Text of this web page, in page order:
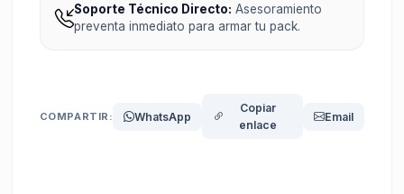
Soporte Técnico Directo: Asesoramiento
preventa inmediato para armar tu pack.
COMPARTIR: WhatsApp
Copiar
enlace
Email